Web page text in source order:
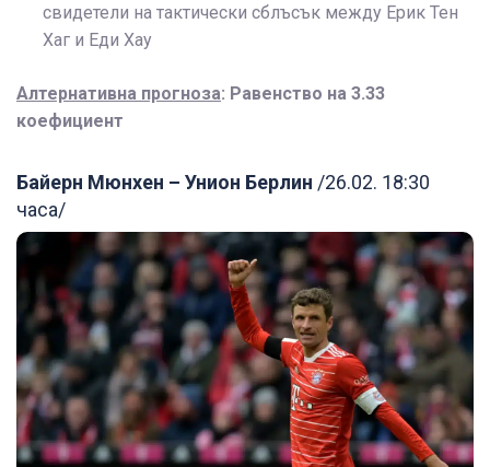
свидетели на тактически сблъсък между Ерик Тен
Хаг и Еди Хау
Алтернативна прогноза: Равенство на 3.33
коефициент
Байерн Мюнхен – Унион Берлин /26.02. 18:30
часа/